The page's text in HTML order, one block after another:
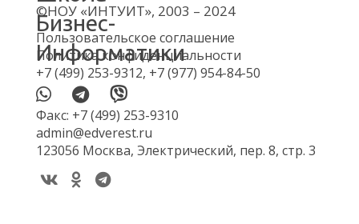
©НОУ «ИНТУИТ», 2003 – 2024
Пользовательское соглашение
Политика конфиденциальности
+7 (499) 253-9312, +7 (977) 954-84-50
Факс: +7 (499) 253-9310
admin@edverest.ru
123056 Москва, Электрический, пер. 8, стр. 3